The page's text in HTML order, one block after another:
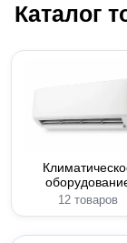
Каталог
12 товаров